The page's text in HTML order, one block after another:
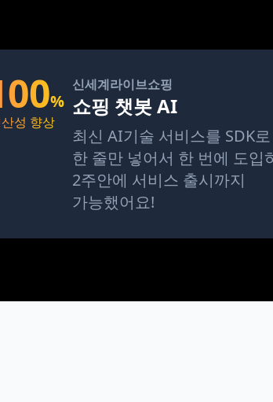
%
성 향상
신세계라이브쇼핑
쇼핑 챗봇 AI
최신 AI기술 서비스를 SDK
한 줄만 넣어서 한 번에 도입
2주안에 서비스 출시까지
가능했어요!